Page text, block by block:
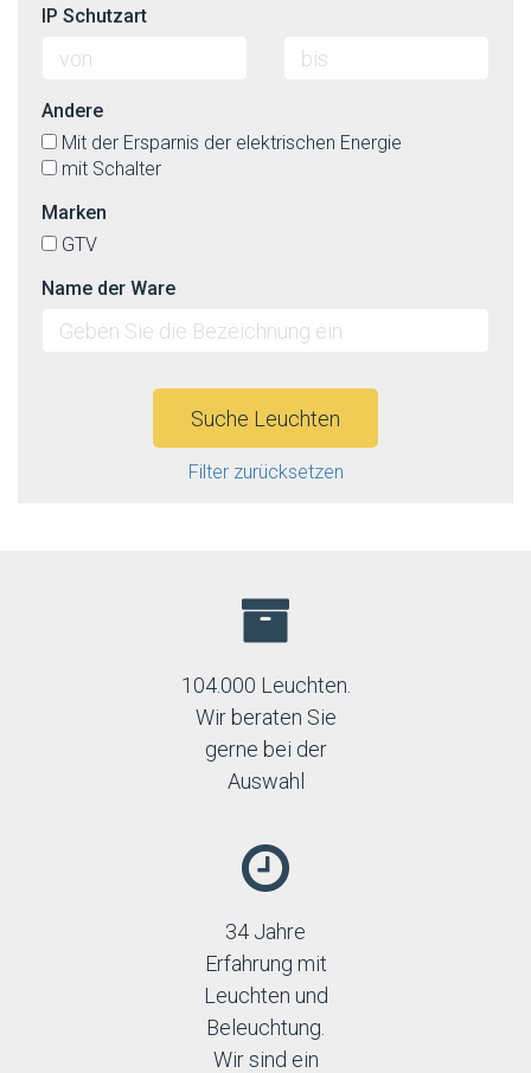
IP Schutzart
Andere
Mit der Ersparnis der elektrischen Energie
mit Schalter
Marken
GTV
Name der Ware
Suche Leuchten
Filter zurücksetzen
104.000 Leuchten.
Wir beraten Sie
gerne bei der
Auswahl
34 Jahre
Erfahrung mit
Leuchten und
Beleuchtung.
Wir sind ein